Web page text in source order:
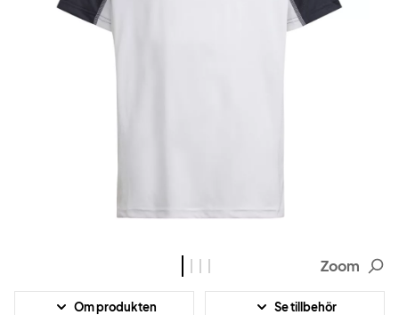
Zoom
Om produkten Se tillbehör